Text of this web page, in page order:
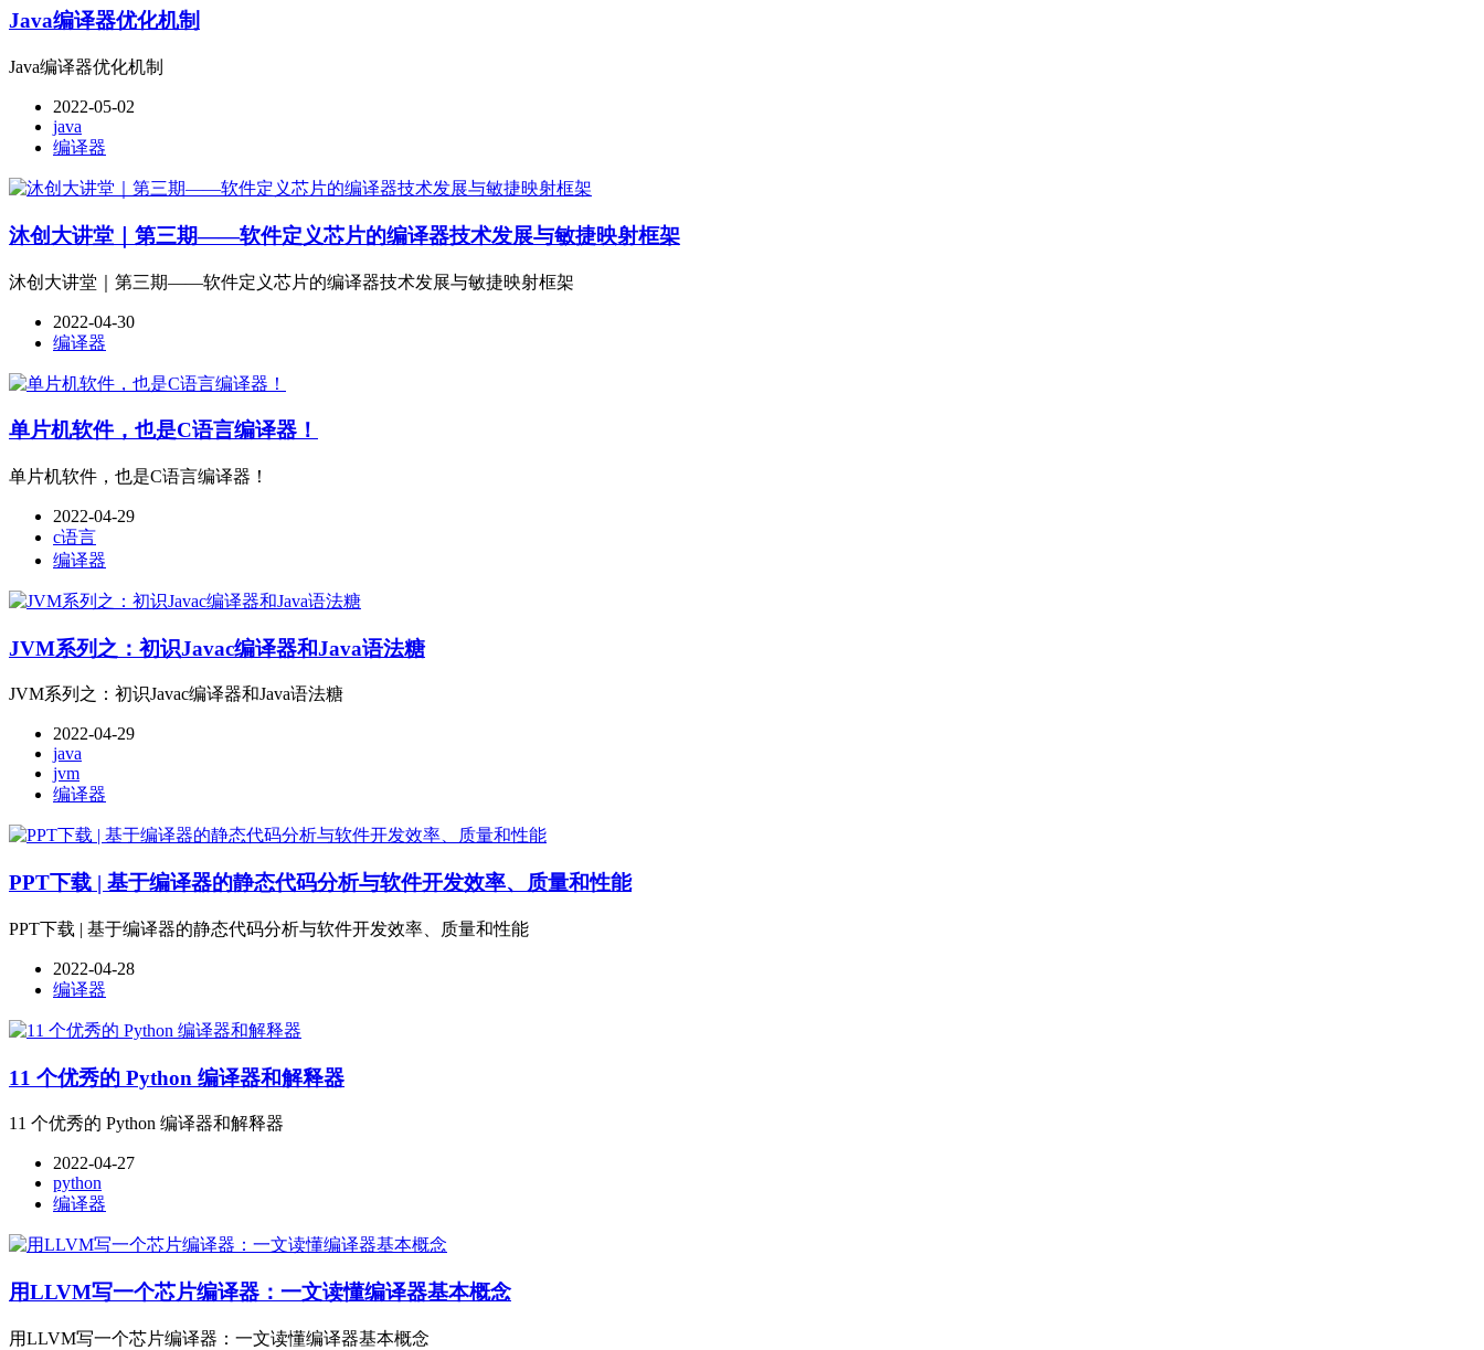
Java编译器优化机制
Java编译器优化机制
2022-05-02
java
编译器
沐创大讲堂｜第三期——软件定义芯片的编译器技术发展与敏捷映射框架
沐创大讲堂｜第三期——软件定义芯片的编译器技术发展与敏捷映射框架
2022-04-30
编译器
单片机软件，也是C语言编译器！
单片机软件，也是C语言编译器！
2022-04-29
c语言
编译器
JVM系列之：初识Javac编译器和Java语法糖
JVM系列之：初识Javac编译器和Java语法糖
2022-04-29
java
jvm
编译器
PPT下载 | 基于编译器的静态代码分析与软件开发效率、质量和性能
PPT下载 | 基于编译器的静态代码分析与软件开发效率、质量和性能
2022-04-28
编译器
11 个优秀的 Python 编译器和解释器
11 个优秀的 Python 编译器和解释器
2022-04-27
python
编译器
用LLVM写一个芯片编译器：一文读懂编译器基本概念
用LLVM写一个芯片编译器：一文读懂编译器基本概念